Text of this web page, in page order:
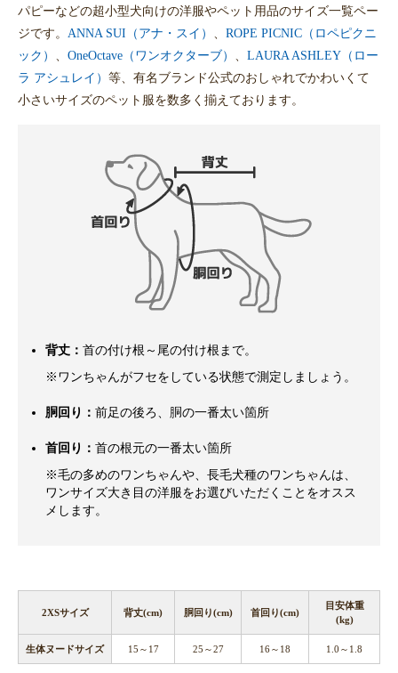
パピーなどの超小型犬向けの洋服やペット用品のサイズ一覧ペー
ジです。 ANNA SUI（アナ・スイ） 、 ROPE PICNIC（ロペピクニ
ック） 、 OneOctave（ワンオクターブ） 、 LAURA ASHLEY（ロー
ラ アシュレイ） 等、有名ブランド公式のおしゃれでかわいくて
小さいサイズのペット服を数多く揃えております。
背丈： 首の付け根～尾の付け根まで。
※ワンちゃんがフセをしている状態で測定しましょう。
胴回り： 前足の後ろ、胴の一番太い箇所
首回り： 首の根元の一番太い箇所
※毛の多めのワンちゃんや、長毛犬種のワンちゃんは、
ワンサイズ大き目の洋服をお選びいただくことをオスス
メします。
2XSサイズ 背丈(cm) 胴回り(cm) 首回り(cm)
目安体重
(kg)
生体ヌードサイズ 15～17 25～27 16～18 1.0～1.8